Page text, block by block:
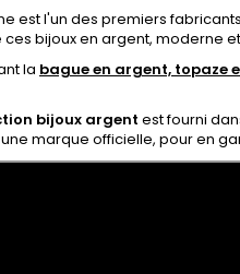
est l'un des premiers
bijoux en argent, moderne
la bague en argent, topaze
bijoux argent est fourni
marque officielle, pour en